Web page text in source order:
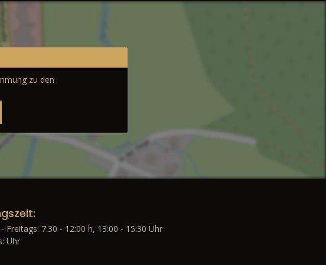
zu den
Freitags: 7:30 - 12:00 h, 13:00 - 15:30 Uhr
Uhr